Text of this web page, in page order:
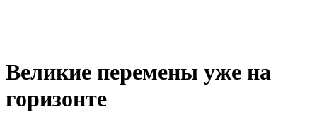
Великие перемены уже на
горизонте